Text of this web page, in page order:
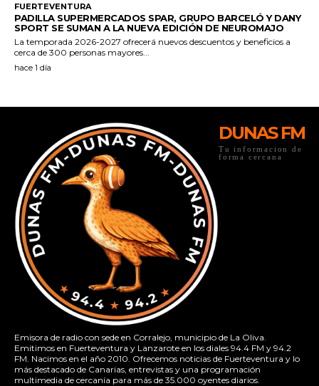
DUNAS FM
Tu informacion de
forma cercana
Emisora de radio con sede en Corralejo, municipio de La Oliva.
Emitimos en Fuerteventura y Lanzarote en los diales 94.4 FM y 94.2
FM. Nacimos en el año 2010. Ofrecemos noticias de Fuerteventura y lo
más destacado de Canarias, entrevistas y una programación
multimedia de cercanía para más de 35.000 oyentes diarios.